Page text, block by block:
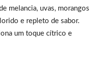
melancia, uvas, morangos
e repleto de sabor.
um toque cítrico e